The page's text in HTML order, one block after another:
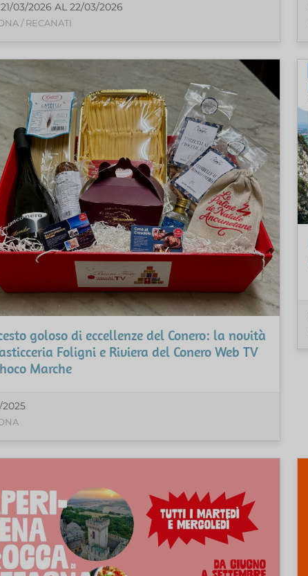
03/2026 AL 22/03/2026
/ RECANATI
goloso di eccellenze del Conero: la novità
Foligni e Riviera del Conero Web TV
Marche
2025